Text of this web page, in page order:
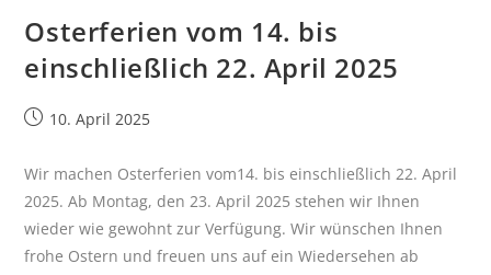
Osterferien vom 14. bis
einschließlich 22. April 2025
10. April 2025
Wir machen Osterferien vom14. bis einschließlich 22. April
2025. Ab Montag, den 23. April 2025 stehen wir Ihnen
wieder wie gewohnt zur Verfügung. Wir wünschen Ihnen
frohe Ostern und freuen uns auf ein Wiedersehen ab